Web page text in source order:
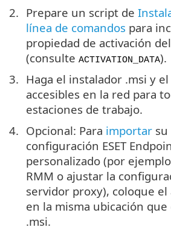
Prepare un script de
línea de comandos para
propiedad de activación
(consulte ACTIVATION_DATA).
Haga el instalador .msi y
accesibles en la red para
estaciones de trabajo.
Opcional: Para importar su
configuración ESET
personalizado (por
RMM o ajustar la
servidor proxy), coloque el
en la misma ubicación
.msi.